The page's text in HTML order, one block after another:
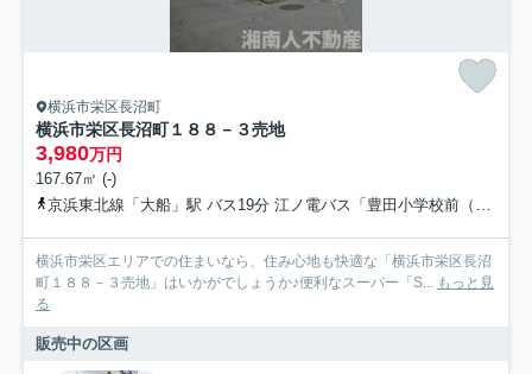
横浜市栄区長沼町
横浜市栄区長沼町１８８－３売地
3,980万円
167.67㎡ (-)
京浜東北線「大船」駅 バス19分 江ノ電バス「豊田小学校前（神奈川県）」 停歩1分
横浜市栄区エリアでの住まいなら、住み心地も快適な「横浜市栄区長沼
町１８８－３売地」はいかがでしょうか♪便利なスーパー「S... もっと見
る
販売中の区画